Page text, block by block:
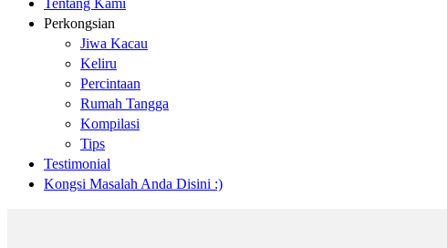
Tentang Kami
Perkongsian
Jiwa Kacau
Keliru
Percintaan
Rumah Tangga
Kompilasi
Tips
Testimonial
Kongsi Masalah Anda Disini :)